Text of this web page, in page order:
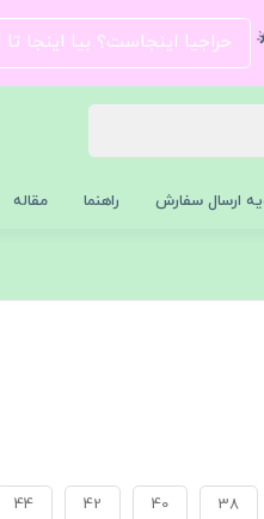
حراجیا اینجاست؟ بیا اینجا
ارسال سفارش راهنما مقاله
38
40
42
44